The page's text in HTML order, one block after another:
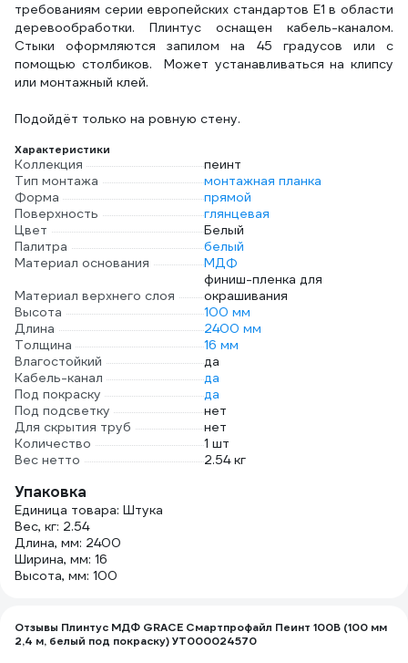
требованиям серии европейских стандартов Е1 в области
деревообработки. Плинтус оснащен кабель-каналом.
Стыки оформляются запилом на 45 градусов или с
помощью столбиков. Может устанавливаться на клипсу
или монтажный клей.
Подойдёт только на ровную стену.
Характеристики
Коллекция
пеинт
Тип монтажа
монтажная планка
Форма
прямой
Поверхность
глянцевая
Цвет
Белый
Палитра
белый
Материал основания
МДФ
Материал верхнего слоя
финиш-пленка для
окрашивания
Высота
100 мм
Длина
2400 мм
Толщина
16 мм
Влагостойкий
да
Кабель-канал
да
Под покраску
да
Под подсветку
нет
Для скрытия труб
нет
Количество
1 шт
Вес нетто
2.54 кг
Упаковка
Единица товара: Штука
Вес, кг: 2.54
Длина, мм: 2400
Ширина, мм: 16
Высота, мм: 100
Отзывы Плинтус МДФ GRACE Смартпрофайл Пеинт 100B (100 мм
2,4 м, белый под покраску) УТ000024570